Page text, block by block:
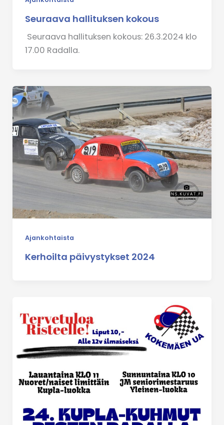
Seuraava hallituksen kokous
Seuraava hallituksen kokous: 26.3.2024 klo
17.00 Radalla.
Ajankohtaista
Kerhoilta päivystykset 2024